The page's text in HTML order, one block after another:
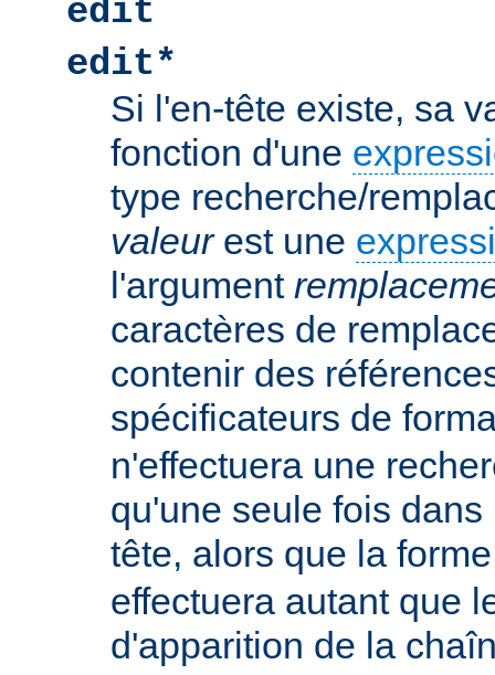
edit
edit*
Si l'en-tête existe, sa
fonction d'une
type recherche/
valeurest une
l'argument
caractères de
contenir des
spécificateurs de
n'effectuera une
qu'une seule fois
tête, alors que la
effectuera autant que
d'apparition de la